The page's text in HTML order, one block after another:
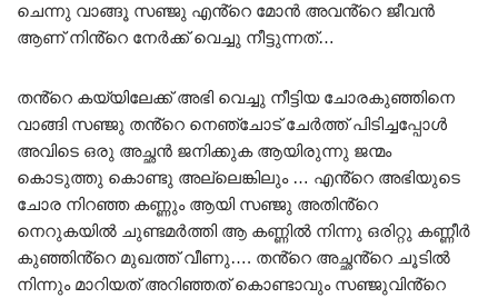
ചെന്നു വാങ്ങൂ സഞ്ജു എൻ്റെ മോൻ അവൻ്റെ ജീവൻ
ആണ് നിൻ്റെ നേർക്ക് വെച്ചു നീട്ടുന്നത്…
തൻ്റെ കയ്യിലേക്ക് അഭി വെച്ചു നീട്ടിയ ചോരകുഞ്ഞിനെ
വാങ്ങി സഞ്ജു തൻ്റെ നെഞ്ചോട് ചേർത്ത് പിടിച്ചപ്പോൾ
അവിടെ ഒരു അച്ഛൻ ജനിക്കുക ആയിരുന്നു ജന്മം
കൊടുത്തു കൊണ്ടു അല്ലെങ്കിലും … എൻ്റെ അഭിയുടെ
ചോര നിറഞ്ഞ കണ്ണും ആയി സഞ്ജു അതിൻ്റെ
നെറുകയിൽ ചുണ്ടമർത്തി ആ കണ്ണിൽ നിന്നു ഒരിറ്റു കണ്ണീർ
കുഞ്ഞിൻ്റെ മുഖത്ത് വീണു…. തൻ്റെ അച്ഛൻ്റെ ചൂടിൽ
നിന്നും മാറിയത് അറിഞ്ഞത് കൊണ്ടാവും സഞ്ജുവിൻ്റെ